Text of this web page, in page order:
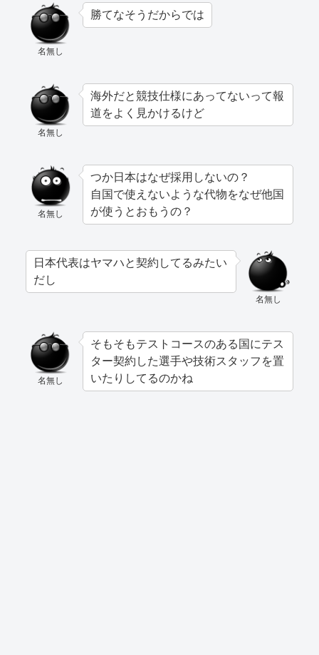
名無し
勝てなそうだからでは
名無し
海外だと競技仕様にあってないって報
道をよく見かけるけど
名無し
つか日本はなぜ採用しないの？
自国で使えないような代物をなぜ他国
が使うとおもうの？
名無し
日本代表はヤマハと契約してるみたい
だし
名無し
そもそもテストコースのある国にテス
ター契約した選手や技術スタッフを置
いたりしてるのかね